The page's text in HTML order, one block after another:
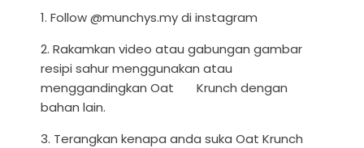
1. Follow @munchys.my di instagram
2. Rakamkan video atau gabungan gambar
resipi sahur menggunakan atau
menggandingkan Oat Krunch dengan
bahan lain.
3. Terangkan kenapa anda suka Oat Krunch